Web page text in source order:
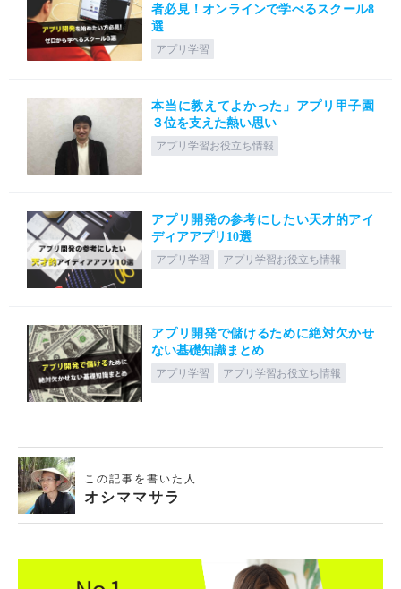
者必見！オンラインで学べるスクール8
選
アプリ学習
本当に教えてよかった」アプリ甲子園
３位を支えた熱い思い
アプリ学習お役立ち情報
アプリ開発の参考にしたい天才的アイ
ディアアプリ10選
アプリ学習 アプリ学習お役立ち情報
アプリ開発で儲けるために絶対欠かせ
ない基礎知識まとめ
アプリ学習 アプリ学習お役立ち情報
この記事を書いた人
オシママサラ